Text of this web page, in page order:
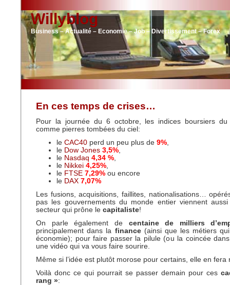
Willyblog
Business – Actualité – Economie – Job – Divertissement – Forex
En ces temps de crises…
Pour la journée du 6 octobre, les indices boursiers du
comme pierres tombées du ciel:
le CAC40 perd un peu plus de 9%,
le Dow Jones 3,5%,
le Nasdaq 4,34 %,
le Nikkei 4,25%,
le FTSE 7,29% ou encore
le DAX 7,07%
Les fusions, acquisitions, faillites, nationalisations…
pas les gouvernements du monde entier viennent
secteur qui prône le capitaliste!
On parle également de centaine de milliers
principalement dans la finance (ainsi que les métiers
économie); pour faire passer la pilule (ou la coincée
une vidéo qui va vous faire sourire.
Même si l’idée est plutôt morose pour certains, elle en fera
Voilà donc ce qui pourrait se passer demain pour ces
rang »: